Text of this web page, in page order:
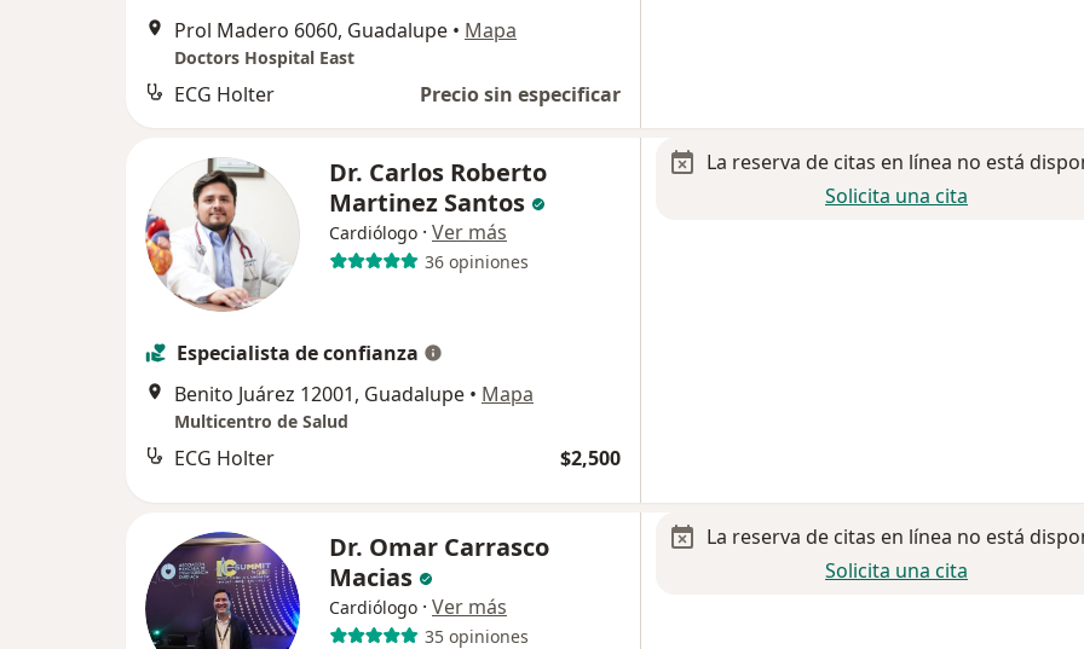
Prol Madero 6060, Guadalupe • Mapa
Doctors Hospital East
ECG Holter Precio sin especificar
Dr. Carlos Roberto
Martinez Santos
Cardiólogo · Ver más
36 opiniones
Especialista de confianza
Benito Juárez 12001, Guadalupe • Mapa
Multicentro de Salud
ECG Holter $2,500
La reserva de citas en línea no está
Solicita una cita
Dr. Omar Carrasco
Macias
Cardiólogo · Ver más
35 opiniones
La reserva de citas en línea no está
Solicita una cita